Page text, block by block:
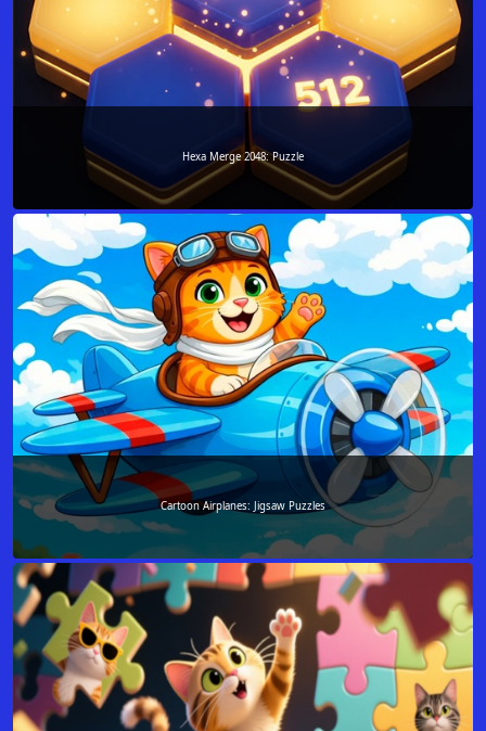
Hexa Merge 2048: Puzzle
Cartoon Airplanes: Jigsaw Puzzles